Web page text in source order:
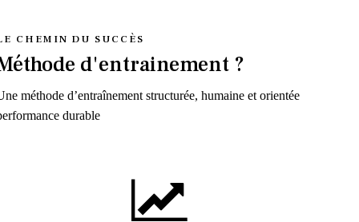
CHEMIN DU SUCCÈS
d'entrainement ?
méthode d’entraînement structurée, humaine et orientée
durable